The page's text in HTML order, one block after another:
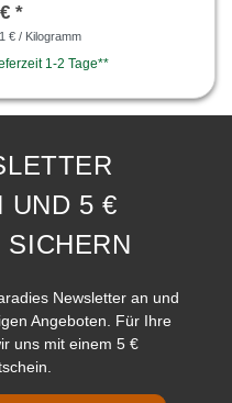
*
€ / Kilogramm
1-2 Tage**
UND 5 €
Newsletter an und
Angeboten. Für Ihre
uns mit einem 5 €